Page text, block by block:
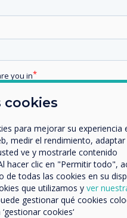
en sitio y
anual
a los equipos de
e instalaciones de
y gestionar el
parte del mundo.
cookies
para mejorar su experiencia
medir el rendimiento, adaptar
ve y mostrarle contenido
hacer clic en "Permitir todo",
de todas las cookies en su
que utilizamos y ver
gestionar qué cookies
cookies‘
you in
con usted acerca de
por correo electrónico,